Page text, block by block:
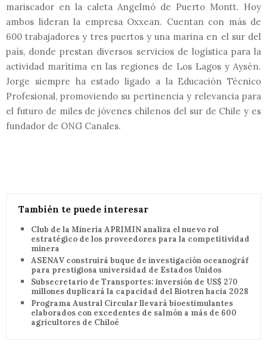
mariscador en la caleta Angelmó de Puerto Montt. Hoy
ambos lideran la empresa Oxxean. Cuentan con más de
600 trabajadores y tres puertos y una marina en el sur del
país, donde prestan diversos servicios de logística para la
actividad marítima en las regiones de Los Lagos y Aysén.
Jorge siempre ha estado ligado a la Educación Técnico
Profesional, promoviendo su pertinencia y relevancia para
el futuro de miles de jóvenes chilenos del sur de Chile y es
fundador de ONG Canales.
También te puede interesar
Club de la Minería APRIMIN analiza el nuevo rol
estratégico de los proveedores para la competitividad
minera
ASENAV construirá buque de investigación oceanográfica
para prestigiosa universidad de Estados Unidos
Subsecretario de Transportes: inversión de US$ 270
millones duplicará la capacidad del Biotren hacia 2028
Programa Austral Circular llevará bioestimulantes
elaborados con excedentes de salmón a más de 600
agricultores de Chiloé